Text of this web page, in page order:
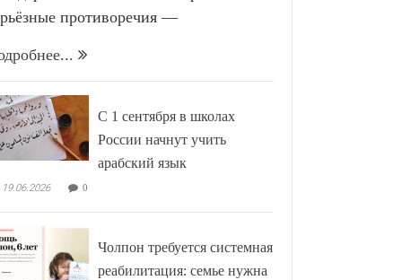
противоречия —
С 1 сентября в школах
России начнут учить
арабский язык
19.06.2026 0
Чолпон требуется системная
реабилитация: семье нужна